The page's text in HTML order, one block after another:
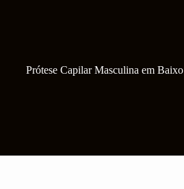
Prótese Capilar Masculina em